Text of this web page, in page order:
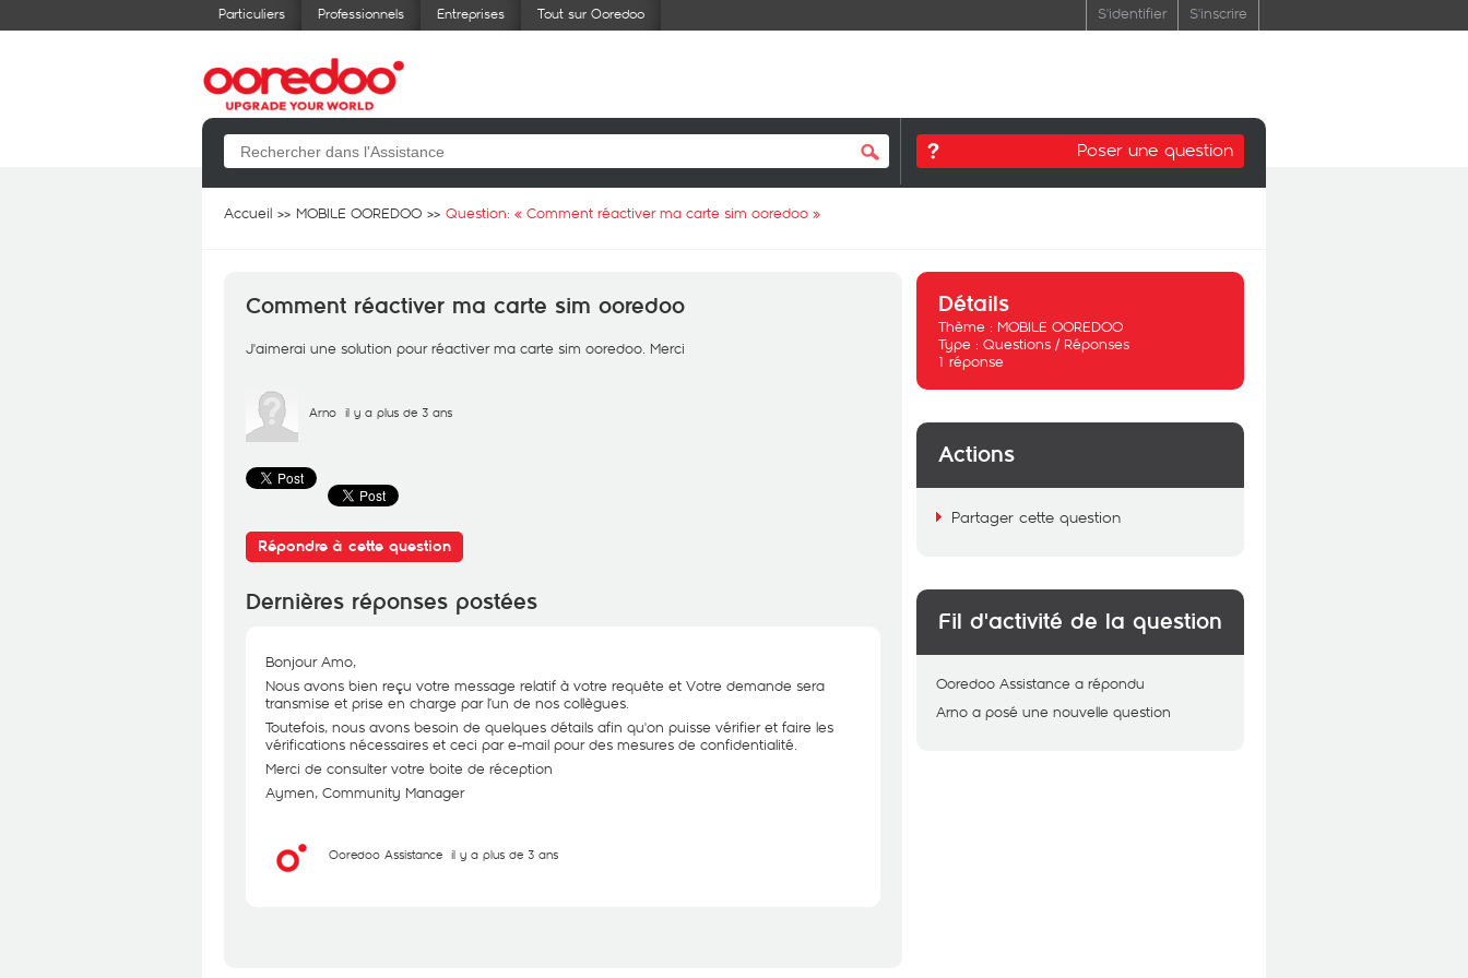
Particuliers Professionnels Entreprises Tout sur Ooredoo S'identifier S'inscrire
Poser une question
Accueil MOBILE OOREDOO Question: « Comment réactiver ma carte sim ooredoo »
Comment réactiver ma carte sim ooredoo
J'aimerai une solution pour réactiver ma carte sim ooredoo. Merci
Arno il y a plus de 3 ans
Répondre à cette question
Dernières réponses postées
Bonjour Amo,
Nous avons bien reçu votre message relatif à votre requête et Votre demande sera
transmise et prise en charge par l’un de nos collègues.
Toutefois, nous avons besoin de quelques détails afin qu'on puisse vérifier et faire les
vérifications nécessaires et ceci par e-mail pour des mesures de confidentialité.
Merci de consulter votre boite de réception
Aymen, Community Manager
Ooredoo Assistance il y a plus de 3 ans
Détails
Thème : MOBILE OOREDOO
Type : Questions / Réponses
1 réponse
Actions
Partager cette question
Fil d'activité de la question
Ooredoo Assistance a répondu
Arno a posé une nouvelle question